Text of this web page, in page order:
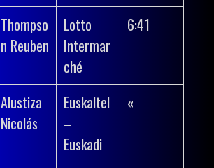
Thompso
n Reuben
Lotto
Intermar
ché
6:41
Alustiza
Nicolás
Euskaltel
–
Euskadi
«